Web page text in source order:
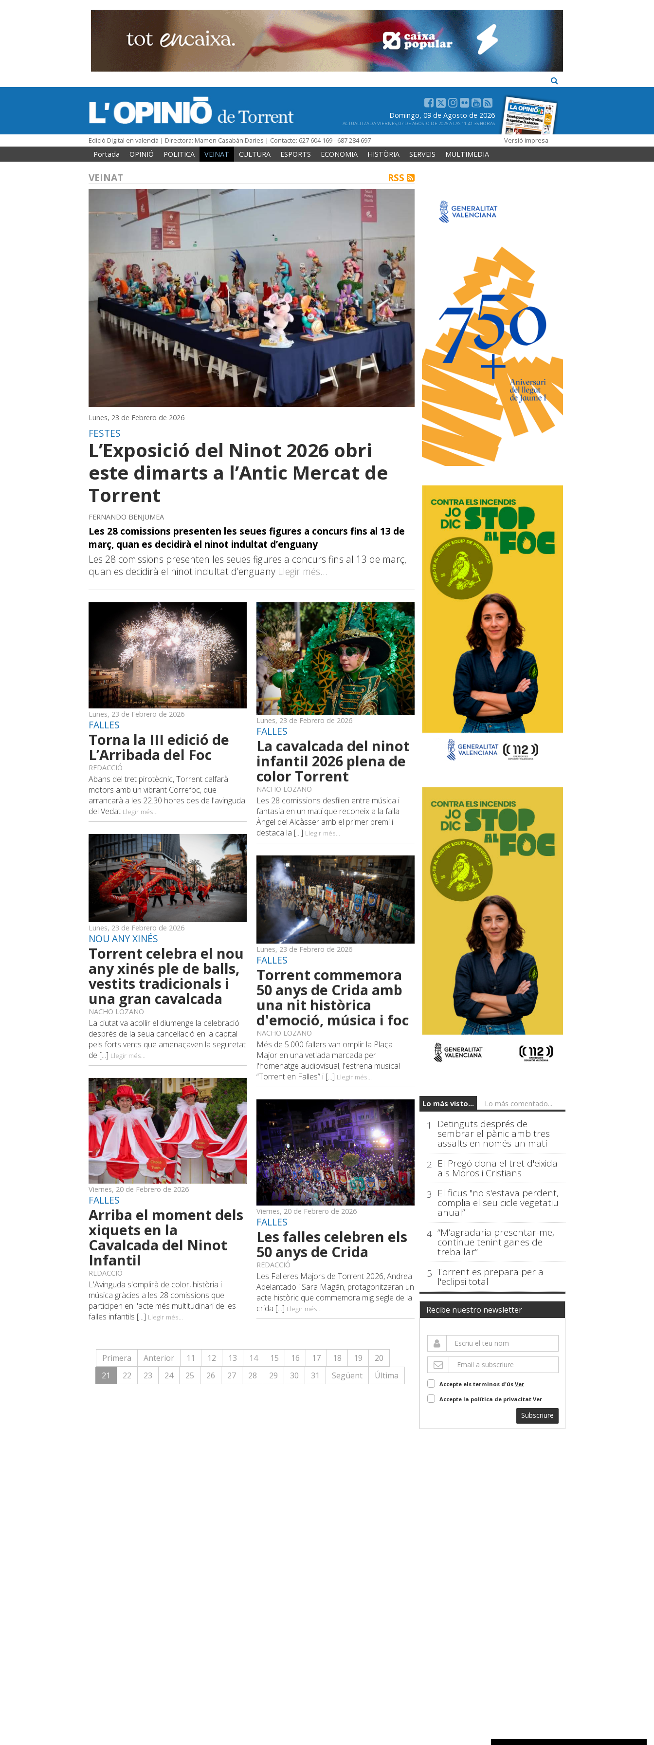
Domingo, 09 de Agosto de 2026
ACTUALITZADA VIERNES, 07 DE AGOSTO DE 2026 A LAS 11:41:35 HORAS
Edició Digital en valencià | Directora: Mamen Casabán Daries | Contacte: 627 604 169 - 687 284 697 Versió impresa
Portada OPINIÓ POLITICA VEINAT CULTURA ESPORTS ECONOMIA HISTÒRIA SERVEIS MULTIMEDIA
VEINAT RSS
Lunes, 23 de Febrero de 2026
FESTES
L’Exposició del Ninot 2026 obri
este dimarts a l’Antic Mercat de
Torrent
FERNANDO BENJUMEA
Les 28 comissions presenten les seues figures a concurs fins al 13 de
març, quan es decidirà el ninot indultat d’enguany
Les 28 comissions presenten les seues figures a concurs fins al 13 de març,
quan es decidirà el ninot indultat d’enguany Llegir més...
Lunes, 23 de Febrero de 2026
FALLES
Torna la III edició de
L’Arribada del Foc
REDACCIÓ
Abans del tret pirotècnic, Torrent calfarà
motors amb un vibrant Correfoc, que
arrancarà a les 22.30 hores des de l'avinguda
del Vedat Llegir més...
Lunes, 23 de Febrero de 2026
NOU ANY XINÉS
Torrent celebra el nou
any xinés ple de balls,
vestits tradicionals i
una gran cavalcada
NACHO LOZANO
La ciutat va acollir el diumenge la celebració
després de la seua cancel·lació en la capital
pels forts vents que amenaçaven la seguretat
de [...] Llegir més...
Viernes, 20 de Febrero de 2026
FALLES
Arriba el moment dels
xiquets en la
Cavalcada del Ninot
Infantil
REDACCIÓ
L'Avinguda s'omplirà de color, història i
música gràcies a les 28 comissions que
participen en l'acte més multitudinari de les
falles infantils [...] Llegir més...
Lunes, 23 de Febrero de 2026
FALLES
La cavalcada del ninot
infantil 2026 plena de
color Torrent
NACHO LOZANO
Les 28 comissions desfilen entre música i
fantasia en un matí que reconeix a la falla
Àngel del Alcàsser amb el primer premi i
destaca la [...] Llegir més...
Lunes, 23 de Febrero de 2026
FALLES
Torrent commemora
50 anys de Crida amb
una nit històrica
d'emoció, música i foc
NACHO LOZANO
Més de 5.000 fallers van omplir la Plaça
Major en una vetlada marcada per
l'homenatge audiovisual, l'estrena musical
“Torrent en Falles” i [...] Llegir més...
Viernes, 20 de Febrero de 2026
FALLES
Les falles celebren els
50 anys de Crida
REDACCIÓ
Les Falleres Majors de Torrent 2026, Andrea
Adelantado i Sara Magán, protagonitzaran un
acte històric que commemora mig segle de la
crida [...] Llegir més...
Primera Anterior 11 12 13 14 15 16 17 18 19
20
21
22 23 24 25 26 27 28 29 30 31 Següent Última
Lo más visto... Lo más comentado...
1 Detinguts després de
sembrar el pànic amb tres
assalts en només un matí
2 El Pregó dona el tret d'eixida
als Moros i Cristians
3 El ficus "no s'estava perdent,
complia el seu cicle vegetatiu
anual”
4 “M’agradaria presentar-me,
continue tenint ganes de
treballar”
5 Torrent es prepara per a
l'eclipsi total
Recibe nuestro newsletter
Accepte els terminos d'ús Ver
Accepte la política de privacitat Ver
Subscriure